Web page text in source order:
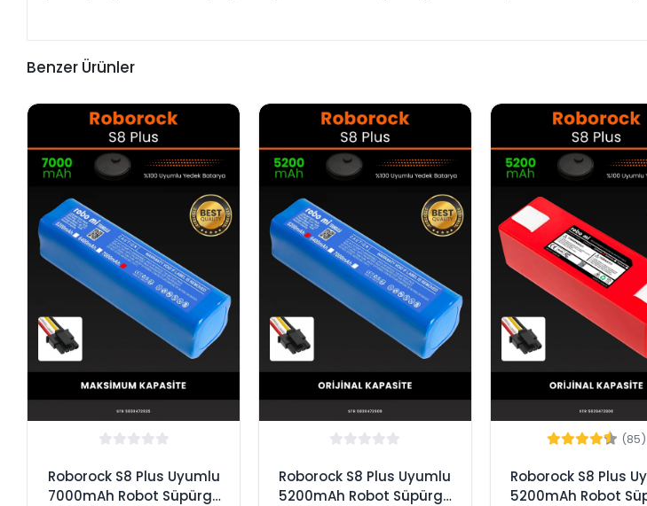
Benzer Ürünler
Roborock S8 Plus Uyumlu
7000mAh Robot Süpürge
Roborock S8 Plus Uyumlu
5200mAh Robot Süpürge
(85)
Roborock S8 Plus
5200mAh Robot